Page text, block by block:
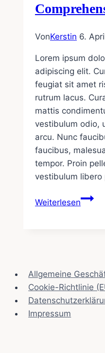
VonKerstin 6.
Lorem ipsum
adipiscing elit.
feugiat sit amet
rutrum lacus.
mattis
vestibulum odio,
arcu. Nunc
faucibus,
tempor. Proin
vestibulum libero
Weiterlesen
Allgemeine
Cookie-Richtlinie
Impressum